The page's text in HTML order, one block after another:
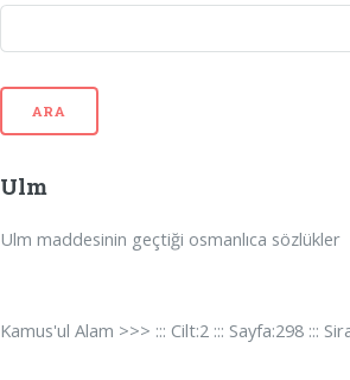
ARA
Ulm
Ulm maddesinin geçtiği osmanlıca sözlükler
Kamus'ul Alam >>> ::: Cilt:2 ::: Sayfa:298 :::